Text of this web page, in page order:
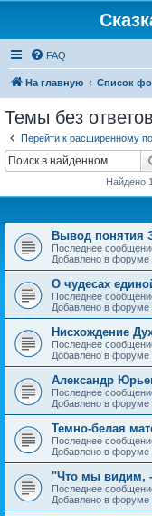
FAQ
На главную Список
Темы без ответов
Перейти к расширенному
Найдено
Вывод понятия
Последнее
Добавлено в форуме
О чудесах
Последнее
Добавлено в форуме
Нисхождение
Последнее
Добавлено в форуме
Александр
Последнее
Добавлено в форуме
Темно-белая
Последнее
Добавлено в форуме
"Что мы видим, -
Последнее
Добавлено в форуме